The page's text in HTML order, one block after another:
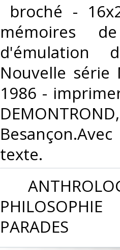
broché -
mémoires
d'émulation
Nouvelle série
1986 -
DEMONTROND,
texte.‎
PHILOSOPHIE
PARADES‎